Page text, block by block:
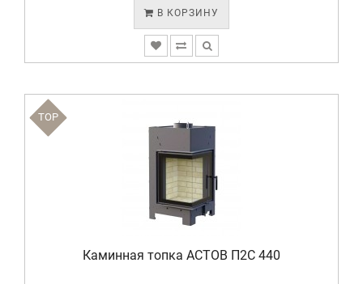
В КОРЗИНУ
TOP
Каминная топка АСТОВ П2С 440